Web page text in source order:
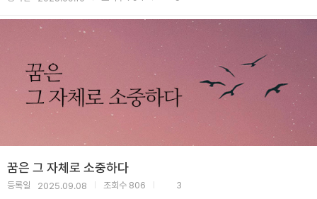
꿈은 그 자체로 소중하다
등록일 2025.09.08 조회수 806 3